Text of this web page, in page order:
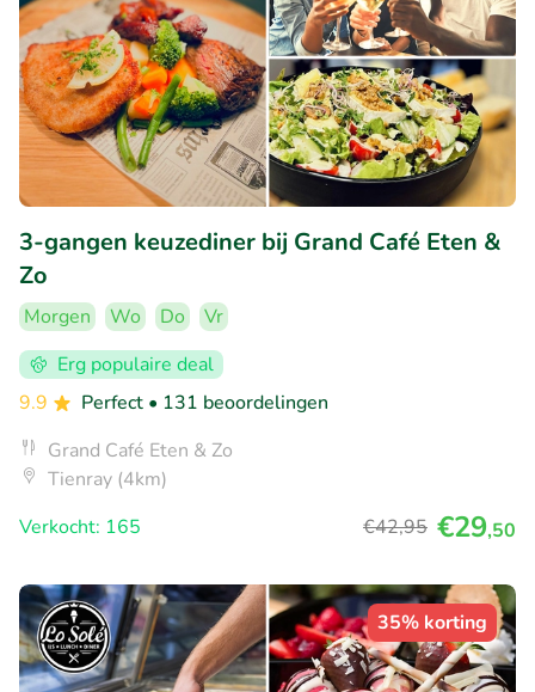
3-gangen keuzediner bij Grand Café Eten &
Zo
Morgen Wo Do
Vr
Erg populaire deal
9.9
Perfect • 131 beoordelingen
Grand Café Eten & Zo
Tienray (4km)
Verkocht: 165
€42,95 €29,50
35% korting